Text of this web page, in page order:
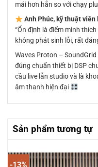
mái hơn hẳn so với chạy
Anh Phúc, kỹ thuật viên
“Ổn định là điểm mình
không phát sinh lỗi, rất
Waves Proton –
đúng chuẩn thiết bị DSP
cầu live lẫn studio và là
âm thanh hiện đại
Sản phẩm tương tự
-13%